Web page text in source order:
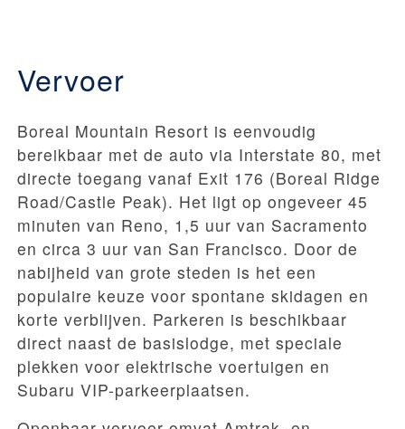
Vervoer
Boreal Mountain Resort is eenvoudig
bereikbaar met de auto via Interstate 80, met
directe toegang vanaf Exit 176 (Boreal Ridge
Road/Castle Peak). Het ligt op ongeveer 45
minuten van Reno, 1,5 uur van Sacramento
en circa 3 uur van San Francisco. Door de
nabijheid van grote steden is het een
populaire keuze voor spontane skidagen en
korte verblijven. Parkeren is beschikbaar
direct naast de basislodge, met speciale
plekken voor elektrische voertuigen en
Subaru VIP-parkeerplaatsen.